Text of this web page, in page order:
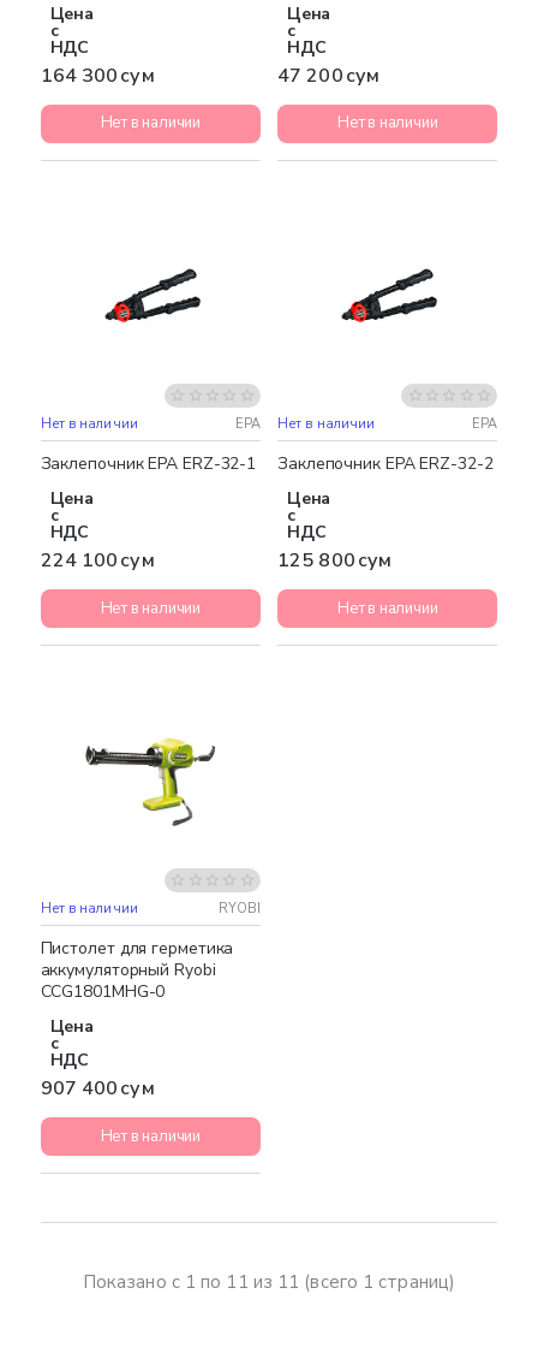
Цена
с
НДС
164 300 сум
Нет в наличии
Цена
с
НДС
47 200 сум
Нет в наличии
Нет в наличии EPA
Заклепочник EPA ERZ-32-1
Цена
с
НДС
224 100 сум
Нет в наличии
Нет в наличии EPA
Заклепочник EPA ERZ-32-2
Цена
с
НДС
125 800 сум
Нет в наличии
Нет в наличии RYOBI
Пистолет для герметика
аккумуляторный Ryobi
CCG1801MHG-0
Цена
с
НДС
907 400 сум
Нет в наличии
Показано с 1 по 11 из 11 (всего 1 страниц)